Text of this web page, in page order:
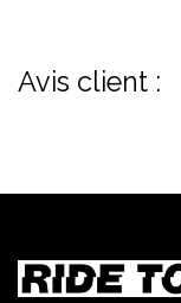
Avis client :